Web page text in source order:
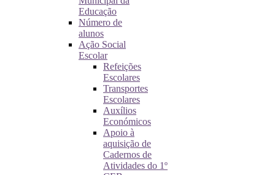
Educação
Número de
alunos
Ação Social
Escolar
Refeições
Escolares
Transportes
Escolares
Auxílios
Económicos
Apoio à
aquisição de
Cadernos de
Atividades do 1º